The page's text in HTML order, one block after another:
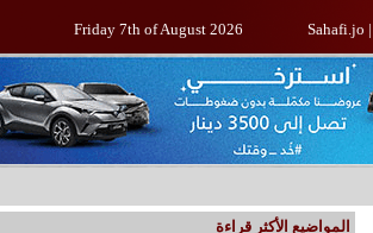
Friday 7th of August 2026 Sahafi.jo |
المواضيع الأكثر قراءة